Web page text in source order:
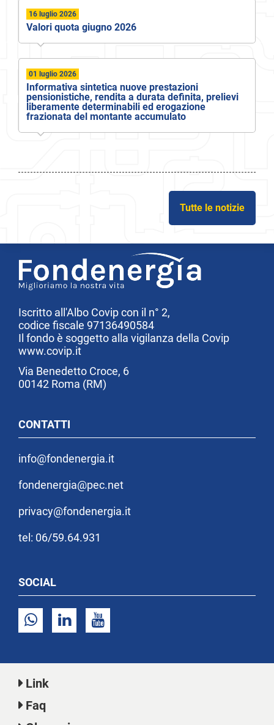
16 luglio 2026
Valori quota giugno 2026
01 luglio 2026
Informativa sintetica nuove prestazioni
pensionistiche, rendita a durata definita, prelievi
liberamente determinabili ed erogazione
frazionata del montante accumulato
Tutte le notizie
Iscritto all'Albo Covip con il n° 2,
codice fiscale 97136490584
Il fondo è soggetto alla vigilanza della Covip
www.covip.it
Via Benedetto Croce, 6
00142 Roma (RM)
CONTATTI
info@fondenergia.it
fondenergia@pec.net
privacy@fondenergia.it
tel: 06/59.64.931
SOCIAL
Link
Faq